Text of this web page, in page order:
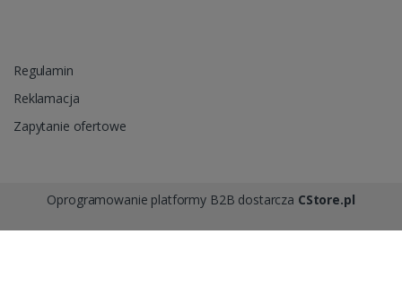
Regulamin
Reklamacja
Zapytanie ofertowe
Oprogramowanie platformy B2B dostarcza CStore.pl